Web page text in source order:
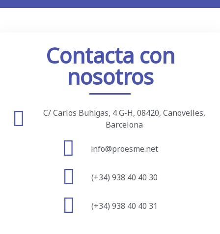
Contacta con
nosotros
C/ Carlos Buhigas, 4 G-H, 08420, Canovelles,
Barcelona
info@proesme.net
(+34) 938 40 40 30
(+34) 938 40 40 31